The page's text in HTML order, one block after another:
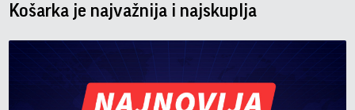
Košarka je najvažnija i najskuplja